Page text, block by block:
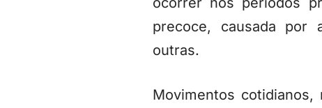
precoce, causada por
outras.
Movimentos